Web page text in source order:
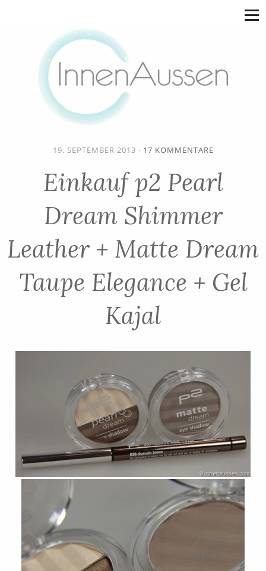
19. SEPTEMBER 2013 · 17 KOMMENTARE
Einkauf p2 Pearl
Dream Shimmer
Leather + Matte Dream
Taupe Elegance + Gel
Kajal